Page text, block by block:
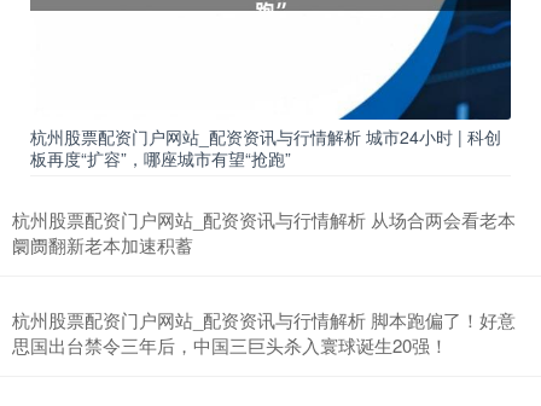
杭州股票配资门户网站_配资资讯与行情解析 城市24小时 | 科创
板再度“扩容”，哪座城市有望“抢跑”
杭州股票配资门户网站_配资资讯与行情解析 从场合两会看老本
阛阓翻新老本加速积蓄
杭州股票配资门户网站_配资资讯与行情解析 脚本跑偏了！好意
思国出台禁令三年后，中国三巨头杀入寰球诞生20强！